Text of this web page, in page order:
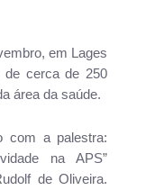
em Lages
cerca de 250
área da saúde.
com a palestra:
na APS”
de Oliveira.